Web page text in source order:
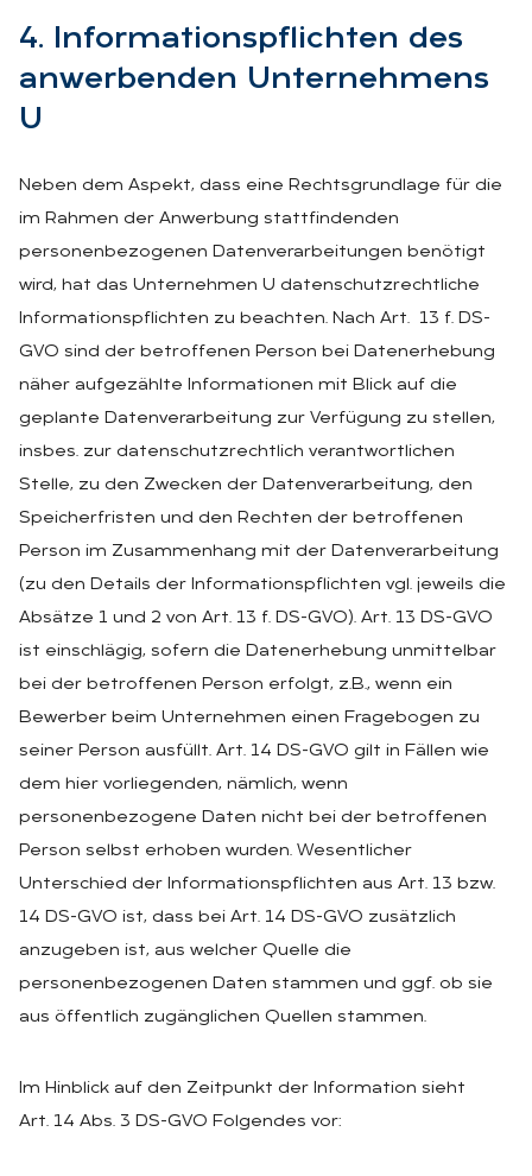
4. In­for­ma­ti­ons­pflich­ten des
an­wer­ben­den Un­ter­neh­mens
U
Neben dem Aspekt, dass eine Rechtsgrundlage für die
im Rahmen der Anwerbung stattfindenden
personenbezogenen Datenverarbeitungen benötigt
wird, hat das Unternehmen U datenschutzrechtliche
Informationspflichten zu beachten. Nach Art. 13 f. DS-
GVO sind der betroffenen Person bei Datenerhebung
näher aufgezählte Informationen mit Blick auf die
geplante Datenverarbeitung zur Verfügung zu stellen,
insbes. zur datenschutzrechtlich verantwortlichen
Stelle, zu den Zwecken der Datenverarbeitung, den
Speicherfristen und den Rechten der betroffenen
Person im Zusammenhang mit der Datenverarbeitung
(zu den Details der Informationspflichten vgl. jeweils die
Absätze 1 und 2 von Art. 13 f. DS-GVO). Art. 13 DS-GVO
ist einschlägig, sofern die Datenerhebung unmittelbar
bei der betroffenen Person erfolgt, z.B., wenn ein
Bewerber beim Unternehmen einen Fragebogen zu
seiner Person ausfüllt. Art. 14 DS-GVO gilt in Fällen wie
dem hier vorliegenden, nämlich, wenn
personenbezogene Daten nicht bei der betroffenen
Person selbst erhoben wurden. Wesentlicher
Unterschied der Informationspflichten aus Art. 13 bzw.
14 DS-GVO ist, dass bei Art. 14 DS-GVO zusätzlich
anzugeben ist, aus welcher Quelle die
personenbezogenen Daten stammen und ggf. ob sie
aus öffentlich zugänglichen Quellen stammen.
Im Hinblick auf den Zeitpunkt der Information sieht
Art. 14 Abs. 3 DS-GVO Folgendes vor: